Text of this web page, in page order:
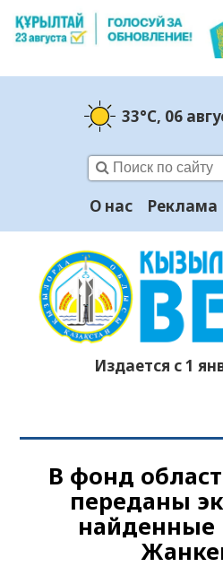
33°C, 06
О нас Реклама
Издается с 1
В фонд
переданы
найденные